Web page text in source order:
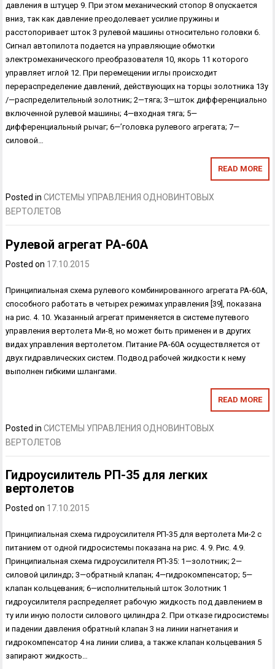
давления в штуцер 9. При этом механический стопор 8 опускается
вниз, так как давление преодолевает усилие пружины и
расстопоривает шток 3 рулевой машины относительно головки 6.
Сигнал автопилота подается на управляющие обмотки
электромеханического преобразователя 10, якорь 11 которого
управляет иглой 12. При перемещении иглы происхо­дит
перераспределение давлений, действующих на торцы золотника 13у
/—распределительный золотник; 2—тяга; 3—шток дифференциально
включенной рулевой машины; 4—входная тяга; 5—
дифференциальный рычаг; 6—’головка рулевого агрегата; 7—
силовой…
READ MORE
Posted inСИСТЕМЫ УПРАВЛЕНИЯ ОДНОВИНТОВЫХ
ВЕРТОЛЕТОВ
Рулевой агрегат РА-60А
Posted on 17.10.2015
Принципиальная схема рулевого комбинированного агрегата РА-60А,
способного работать в четырех режимах управления [39], пока­зана
на рис. 4. 10. Указанный агрегат применяется в системе путевого
управления вер­толета Ми-8, но может быть применен и в других
видах управления вертолетом. Питание РА-60А осуществляется от
двух гидравлических систем. Подвод рабочей жидкости к нему
выполнен гибкими шлангами.
READ MORE
Posted inСИСТЕМЫ УПРАВЛЕНИЯ ОДНОВИНТОВЫХ
ВЕРТОЛЕТОВ
Гидроусилитель РП-35 для легких
вертолетов
Posted on 17.10.2015
Принципиальная схема гидроусилителя РП-35 для вертолета Ми-2 с
питанием от одной гидросистемы показана на рис. 4. 9. Рис. 4.9.
Принципиальная схема гидроусилителя РП-35: 1—золотник; 2—
силовой цилиндр; 3—обратный клапан; 4—гидрокомпенсатор; 5—
кла­пан кольцевания; 6—исполнительный шток Золотник 1
гидроусилителя распределяет рабочую жидкость под давлением в
ту или иную полости силового цилиндра 2. При отказе гид­росистемы
и падении давления обратный клапан 3 на линии нагнетания и
гидрокомпенсатор 4 на линии слива, а также клапан кольцевания 5
запирают жидкость…